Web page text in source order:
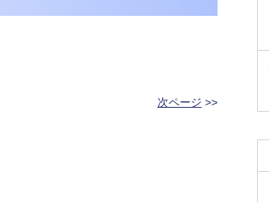
>>
次ページ